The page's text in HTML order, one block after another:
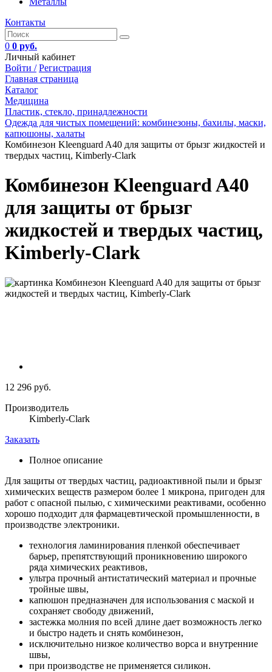
Контакты
0 0 руб.
Личный кабинет
Войти / Регистрация
Главная страница
Каталог
Медицина
Пластик, стекло, принадлежности
Одежда для чистых помещений: комбинезоны, бахилы, маски,
капюшоны, халаты
Комбинезон Kleenguard A40 для защиты от брызг жидкостей и
твердых частиц, Kimberly-Clark
Комбинезон Kleenguard A40
для защиты от брызг
жидкостей и твердых частиц,
Kimberly-Clark
12 296 руб.
Производитель
Kimberly-Clark
Заказать
Полное описание
Для защиты от твердых частиц, радиоактивной пыли и брызг
химических веществ размером более 1 микрона, пригоден для
работ с опасной пылью, с химическими реактивами, особенно
хорошо подходит для фармацевтической промышленности, в
производстве электроники.
технология ламинирования пленкой обеспечивает
барьер, препятствующий проникновению широкого
ряда химических реактивов,
ультра прочный антистатический материал и прочные
тройные швы,
капюшон предназначен для использования с маской и
сохраняет свободу движений,
застежка молния по всей длине дает возможность легко
и быстро надеть и снять комбинезон,
исключительно низкое количество ворса и внутренние
швы,
при производстве не применяется силикон.